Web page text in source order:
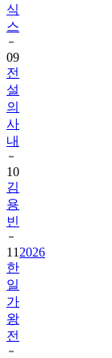
식
스
09
전
설
의
사
내
10
김
용
빈
11 2026
한
일
가
왕
전